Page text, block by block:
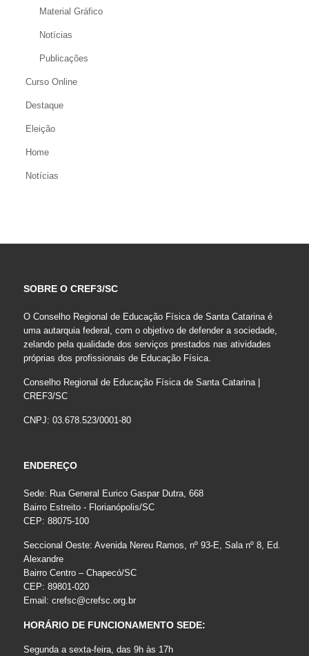
Material Gráfico
Notícias
Publicações
Curso Online
Destaque
Eleição
Home
Notícias
SOBRE O CREF3/SC
O Conselho Regional de Educação Física de Santa Catarina é
uma autarquia federal, com o objetivo de defender a sociedade,
zelando pela qualidade dos serviços prestados nas atividades
próprias dos profissionais de Educação Física.
Conselho Regional de Educação Física de Santa Catarina |
CREF3/SC
CNPJ: 03.678.523/0001-80
ENDEREÇO
Sede: Rua General Eurico Gaspar Dutra, 668
Bairro Estreito - Florianópolis/SC
CEP: 88075-100
Seccional Oeste: Avenida Nereu Ramos, nº 93-E, Sala nº 8, Ed.
Alexandre
Bairro Centro – Chapecó/SC
CEP: 89801-020
Email: crefsc@crefsc.org.br
HORÁRIO DE FUNCIONAMENTO SEDE:
Segunda a sexta-feira, das 9h às 17h